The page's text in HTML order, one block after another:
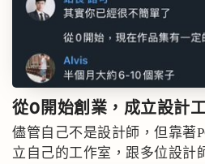
從0開始創業 ，成立設計
儘管自己不是設計師，但靠著
立自己的工作室，跟多位設計